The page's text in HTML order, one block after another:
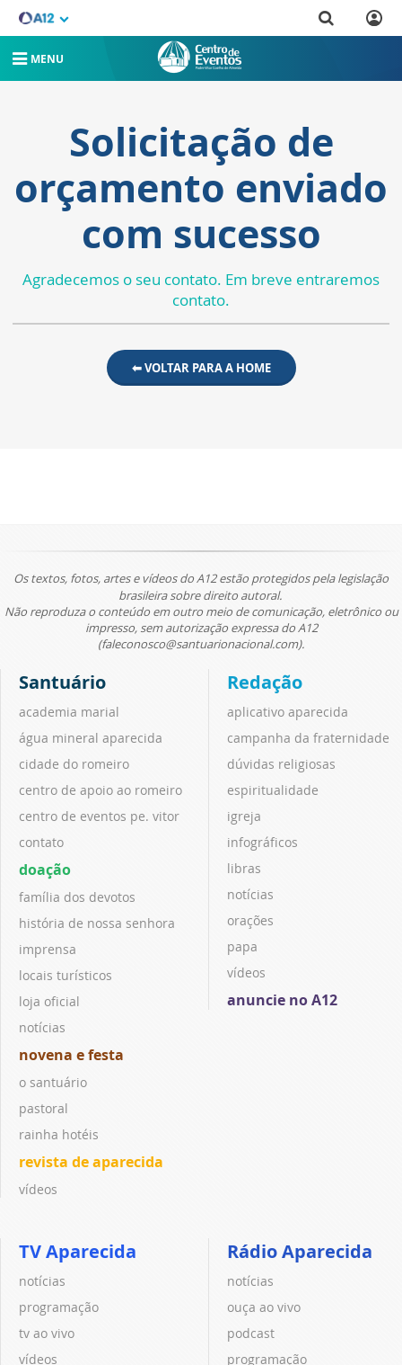
MENU
Solicitação de
orçamento enviado
com sucesso
Agradecemos o seu contato. Em breve entraremos
contato.
⬅ VOLTAR PARA A HOME
Os textos, fotos, artes e vídeos do A12 estão protegidos pela legislação
brasileira sobre direito autoral.
Não reproduza o conteúdo em outro meio de comunicação, eletrônico ou
impresso, sem autorização expressa do A12
(faleconosco@santuarionacional.com).
Santuário
academia marial
água mineral aparecida
cidade do romeiro
centro de apoio ao romeiro
centro de eventos pe. vitor
contato
doação
família dos devotos
história de nossa senhora
imprensa
locais turísticos
loja oficial
notícias
novena e festa
o santuário
pastoral
rainha hotéis
revista de aparecida
vídeos
Redação
aplicativo aparecida
campanha da fraternidade
dúvidas religiosas
espiritualidade
igreja
infográficos
libras
notícias
orações
papa
vídeos
anuncie no A12
TV Aparecida
notícias
programação
tv ao vivo
vídeos
Rádio Aparecida
notícias
ouça ao vivo
podcast
programação